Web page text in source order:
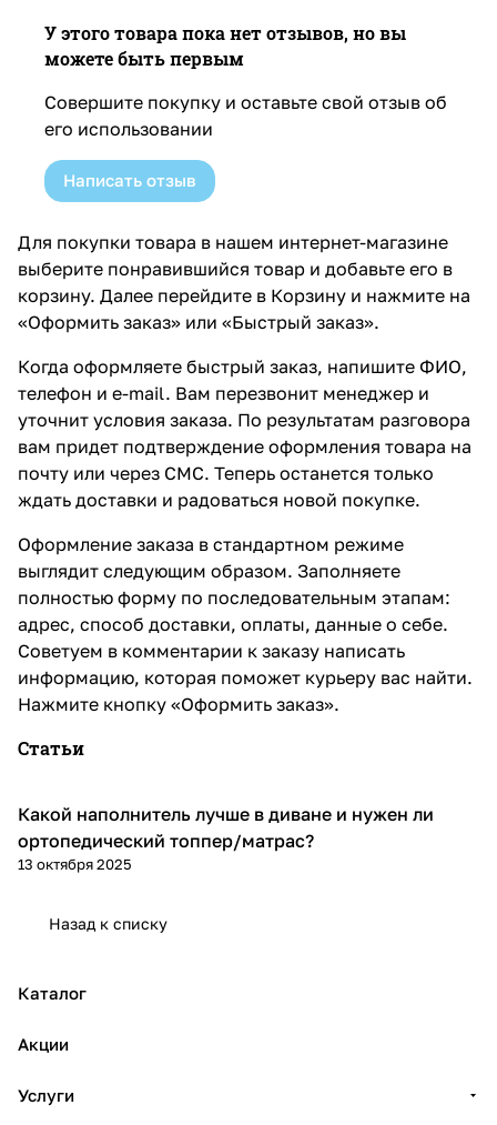
У этого товара пока нет отзывов, но вы
можете быть первым
Совершите покупку и оставьте свой отзыв об
его использовании
Написать отзыв
Для покупки товара в нашем интернет-магазине
выберите понравившийся товар и добавьте его в
корзину. Далее перейдите в Корзину и нажмите на
«Оформить заказ» или «Быстрый заказ».
Когда оформляете быстрый заказ, напишите ФИО,
телефон и e-mail. Вам перезвонит менеджер и
уточнит условия заказа. По результатам разговора
вам придет подтверждение оформления товара на
почту или через СМС. Теперь останется только
ждать доставки и радоваться новой покупке.
Оформление заказа в стандартном режиме
выглядит следующим образом. Заполняете
полностью форму по последовательным этапам:
адрес, способ доставки, оплаты, данные о себе.
Советуем в комментарии к заказу написать
информацию, которая поможет курьеру вас найти.
Нажмите кнопку «Оформить заказ».
Статьи
Диваны и кресла
Какой наполнитель лучше в диване и нужен ли
ортопедический топпер/матрас?
13 октября 2025
Назад к списку
Каталог
Акции
Услуги